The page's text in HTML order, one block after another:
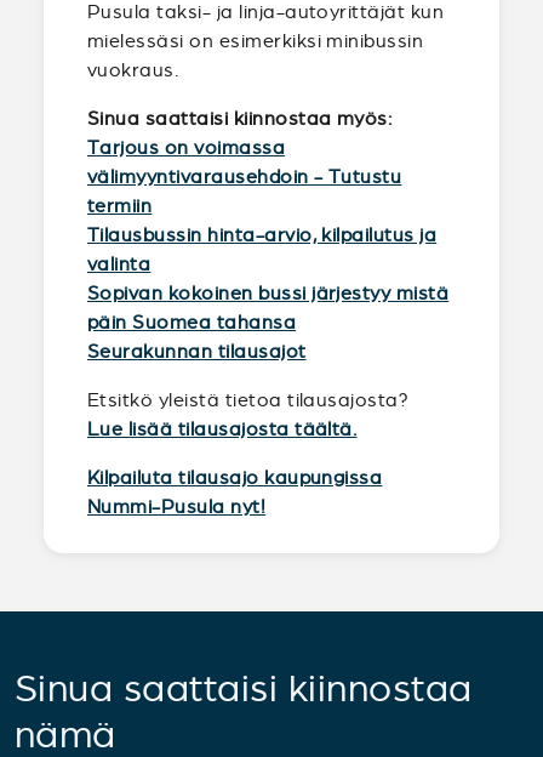
Pusula taksi- ja linja-autoyrittäjät kun
mielessäsi on esimerkiksi minibussin
vuokraus.
Sinua saattaisi kiinnostaa myös:
Tarjous on voimassa
välimyyntivarausehdoin - Tutustu
termiin
Tilausbussin hinta-arvio, kilpailutus ja
valinta
Sopivan kokoinen bussi järjestyy mistä
päin Suomea tahansa
Seurakunnan tilausajot
Etsitkö yleistä tietoa tilausajosta?
Lue lisää tilausajosta täältä.
Kilpailuta tilausajo kaupungissa
Nummi-Pusula nyt!
Sinua saattaisi kiinnostaa
nämä